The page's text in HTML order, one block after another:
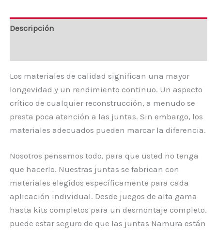
Descripción
Los materiales de calidad significan una mayor
longevidad y un rendimiento continuo. Un aspecto
crítico de cualquier reconstrucción, a menudo se
presta poca atención a las juntas. Sin embargo, los
materiales adecuados pueden marcar la diferencia.
Nosotros pensamos todo, para que usted no tenga
que hacerlo. Nuestras juntas se fabrican con
materiales elegidos específicamente para cada
aplicación individual. Desde juegos de alta gama
hasta kits completos para un desmontaje completo,
puede estar seguro de que las juntas Namura están